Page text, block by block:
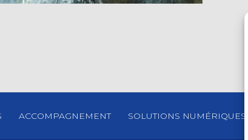
ACCOMPAGNEMENT SOLUTIONS NUMÉRIQUES